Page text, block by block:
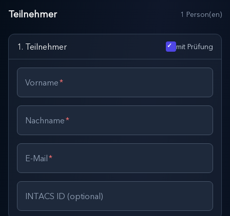
Teilnehmer 1 Person(en)
1 . Teilnehmer mit Prüfung
Vorname*
Nachname*
E-Mail*
INTACS ID (optional)